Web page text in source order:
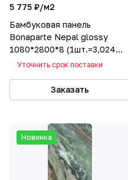
5 775 ₽/м2
Бамбуковая панель
Bonaparte Nepal glossy
1080*2800*8 (1шт.=3,024
кв.м.) C connect
Уточнить срок поставки
Заказать
Новинка